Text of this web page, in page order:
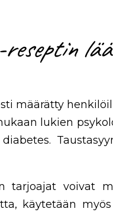
määrätty
lukien
tarjoajat voivat
käytetään